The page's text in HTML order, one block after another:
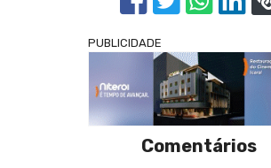
PUBLICIDADE
Comentários